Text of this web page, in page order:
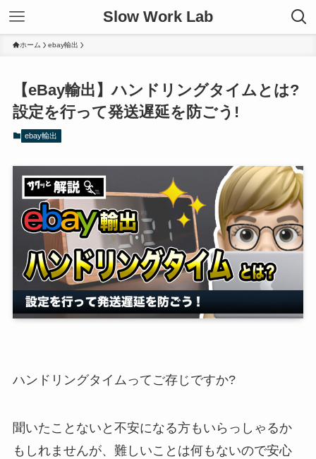
Slow Work Lab
ホーム ebay輸出
【eBay輸出】ハンドリングタイムとは?
設定を行って発送遅延を防ごう!
ebay輸出
ハンドリングタイムってご存じですか?
聞いたことないと不安になる方もいらっしゃるか
もしれませんが、難しいことは何もないので安心